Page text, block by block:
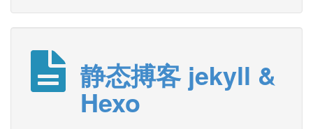
静态搏客 jekyll &
Hexo